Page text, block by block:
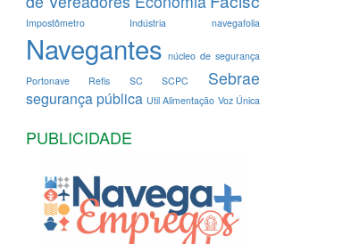
Impostômetro Indústria navegafolia
Navegantes núcleo de segurança
Portonave
Refis SC SCPC Sebrae
segurança pública Util Alimentação Voz Única
PUBLICIDADE